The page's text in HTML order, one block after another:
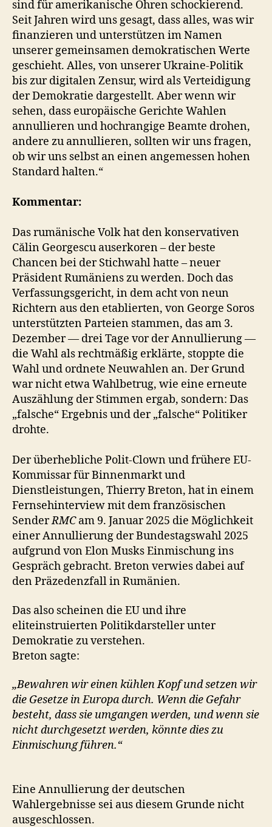
sind für amerikanische Ohren schockierend.
Seit Jahren wird uns gesagt, dass alles, was wir
finanzieren und unterstützen im Namen
unserer gemeinsamen demokratischen Werte
geschieht. Alles, von unserer Ukraine-Politik
bis zur digitalen Zensur, wird als Verteidigung
der Demokratie dargestellt. Aber wenn wir
sehen, dass europäische Gerichte Wahlen
annullieren und hochrangige Beamte drohen,
andere zu annullieren, sollten wir uns fragen,
ob wir uns selbst an einen angemessen hohen
Standard halten.“
Kommentar:
Das rumänische Volk hat den konservativen
Călin Georgescu auserkoren – der beste
Chancen bei der Stichwahl hatte – neuer
Präsident Rumäniens zu werden. Doch das
Verfassungsgericht, in dem acht von neun
Richtern aus den etablierten, von George Soros
unterstützten Parteien stammen, das am 3.
Dezember — drei Tage vor der Annullierung —
die Wahl als rechtmäßig erklärte, stoppte die
Wahl und ordnete Neuwahlen an. Der Grund
war nicht etwa Wahlbetrug, wie eine erneute
Auszählung der Stimmen ergab, sondern: Das
„falsche“ Ergebnis und der „falsche“ Politiker
drohte.
Der überhebliche Polit-Clown und frühere EU-
Kommissar für Binnenmarkt und
Dienstleistungen, Thierry Breton, hat in einem
Fernsehinterview mit dem französischen
SenderRMCam 9. Januar 2025 die Möglichkeit
einer Annullierung der Bundestagswahl 2025
aufgrund von Elon Musks Einmischung ins
Gespräch gebracht. Breton verwies dabei auf
den Präzedenzfall in Rumänien.
Das also scheinen die EU und ihre
eliteinstruierten Politikdarsteller unter
Demokratie zu verstehen.
Breton sagte:
„Bewahren wir einen kühlen Kopf und setzen wir
die Gesetze in Europa durch. Wenn die Gefahr
besteht, dass sie umgangen werden, und wenn sie
nicht durchgesetzt werden, könnte dies zu
Einmischung führen.“
Eine Annullierung der deutschen
Wahlergebnisse sei aus diesem Grunde nicht
ausgeschlossen.